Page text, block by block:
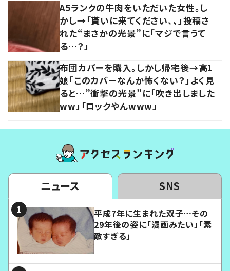
A5ランクの牛肉をいただいた女性。し
かし→「貰いに来てください、、」投稿さ
れた“まさかの光景”に「マジで言うて
る…？」
布団カバーを購入。しかし帰宅後→高1
娘「このカバーなんか怖くない？」よく見
ると…”衝撃の光景”に「吹き出しました
ww」「ロックやんwww」
ニュース SNS
平成7年に生まれた双子…その
29年後の姿に「漫画みたい」「素
敵すぎる」